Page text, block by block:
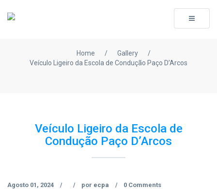
Toggle
Home / Gallery
/
Veículo Ligeiro da Escola de Condução Paço D’Arcos
Veículo Ligeiro da Escola de
Condução Paço D’Arcos
Agosto 01, 2024 / / por ecpa / 0 Comments